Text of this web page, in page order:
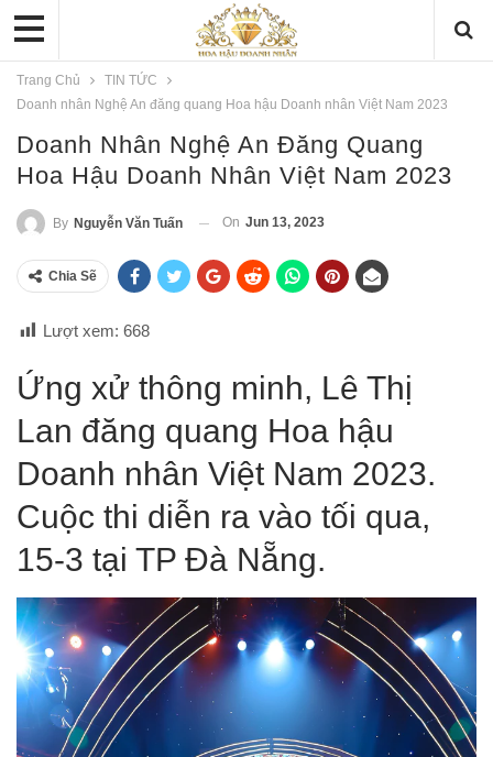
Trang Chủ
TIN TỨC
Doanh nhân Nghệ An đăng quang Hoa hậu Doanh nhân Việt Nam 2023
Doanh Nhân Nghệ An Đăng Quang
Hoa Hậu Doanh Nhân Việt Nam 2023
By Nguyễn Văn Tuấn On Jun 13, 2023
Chia Sẽ
Lượt xem: 668
Ứng xử thông minh, Lê Thị
Lan đăng quang Hoa hậu
Doanh nhân Việt Nam 2023.
Cuộc thi diễn ra vào tối qua,
15-3 tại TP Đà Nẵng.